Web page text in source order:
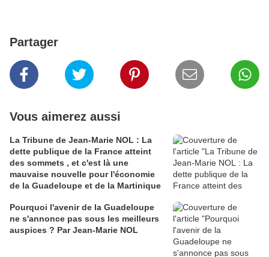
Partager
Vous aimerez aussi
La Tribune de Jean-Marie NOL : La
dette publique de la France atteint
des sommets , et c'est là une
mauvaise nouvelle pour l'économie
de la Guadeloupe et de la Martinique
Pourquoi l'avenir de la Guadeloupe
ne s'annonce pas sous les meilleurs
auspices ? Par Jean-Marie NOL